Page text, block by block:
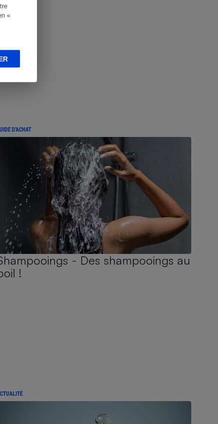
«
D'ACHAT
- Des shampooings au
!